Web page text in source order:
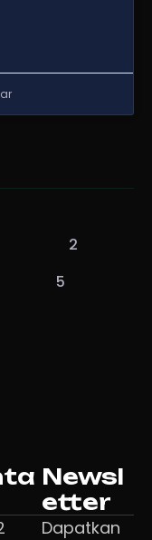
2
5
Newsl
etter
Dapatkan